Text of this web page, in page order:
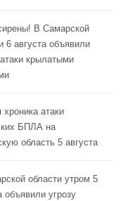
В Самарской
6 августа объявили
крылатыми
хроника атаки
БПЛА на
область 5 августа
области утром 5
объявили угрозу